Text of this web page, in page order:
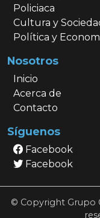
Policiaca
Cultura y
Política y
Nosotros
Inicio
Acerca de
Contacto
Síguenos
Facebook
Facebook
© Copyright Grupo